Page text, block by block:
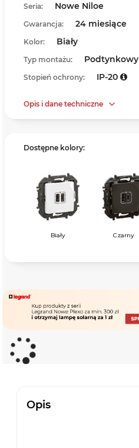
Seria: Nowe Niloe
Gwarancja: 24 miesiące
Kolor: Biały
Typ montażu: Podtynkowy
Stopień ochrony: IP-20
Opis i dane techniczne
Dostępne kolory:
Biały Czarny
Opis